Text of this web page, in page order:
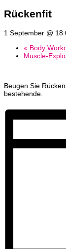
Rückenfit
1 September @
« Body
Muscle-
Beugen Sie
bestehende.